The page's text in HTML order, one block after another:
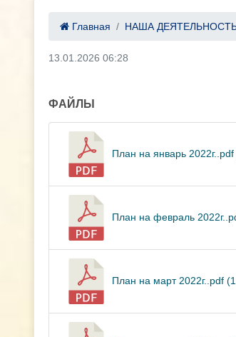
Главная НАША
13.01.2026 06:28
ФАЙЛЫ
План на январь
План на февраль
План на март 2022г..pdf